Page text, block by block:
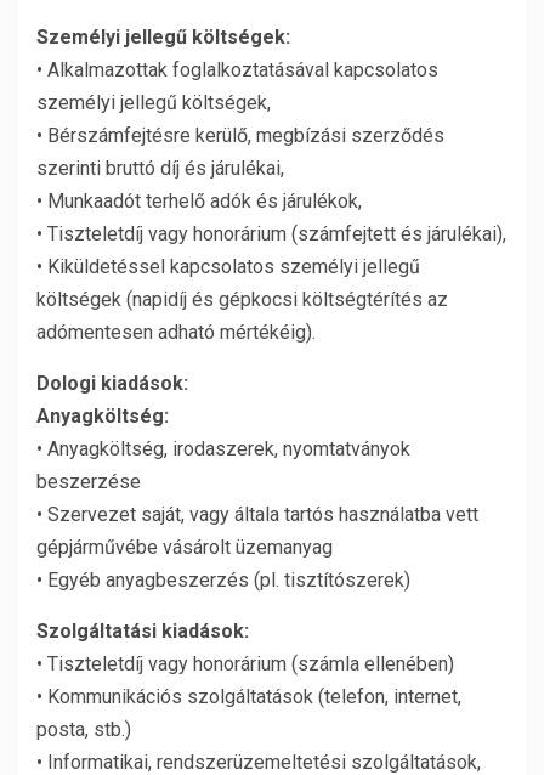
Személyi jellegű költségek:
• Alkalmazottak foglalkoztatásával kapcsolatos
személyi jellegű költségek,
• Bérszámfejtésre kerülő, megbízási szerződés
szerinti bruttó díj és járulékai,
• Munkaadót terhelő adók és járulékok,
• Tiszteletdíj vagy honorárium (számfejtett és járulékai),
• Kiküldetéssel kapcsolatos személyi jellegű
költségek (napidíj és gépkocsi költségtérítés az
adómentesen adható mértékéig).
Dologi kiadások:
Anyagköltség:
• Anyagköltség, irodaszerek, nyomtatványok
beszerzése
• Szervezet saját, vagy általa tartós használatba vett
gépjárművébe vásárolt üzemanyag
• Egyéb anyagbeszerzés (pl. tisztítószerek)
Szolgáltatási kiadások:
• Tiszteletdíj vagy honorárium (számla ellenében)
• Kommunikációs szolgáltatások (telefon, internet,
posta, stb.)
• Informatikai, rendszerüzemeltetési szolgáltatások,